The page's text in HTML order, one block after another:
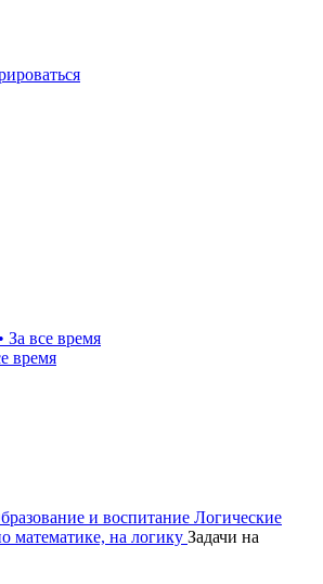
все время
время
и воспитание Логические
математике, на логику Задачи на